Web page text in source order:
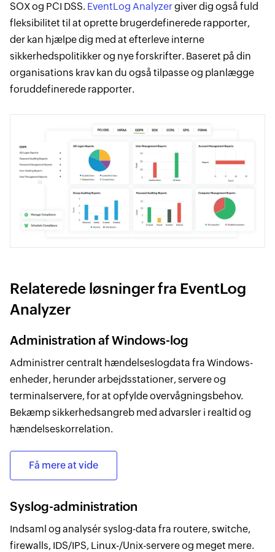
SOX og PCI DSS. EventLog Analyzergiver dig også fuld
fleksibilitet til at oprette brugerdefinerede rapporter,
der kan hjælpe dig med at efterleve interne
sikkerhedspolitikker og nye forskrifter. Baseret på din
organisations krav kan du også tilpasse og planlægge
foruddefinerede rapporter.
Relaterede løsninger fra EventLog
Analyzer
Administration af Windows-log
Administrer centralt hændelseslogdata fra Windows-
enheder, herunder arbejdsstationer, servere og
terminalservere, for at opfylde overvågningsbehov.
Bekæmp sikkerhedsangreb med advarsler i realtid og
hændelseskorrelation.
Få mere at vide
Syslog-administration
Indsaml og analysér syslog-data fra routere, switche,
firewalls, IDS/IPS, Linux-/Unix-servere og meget mere.